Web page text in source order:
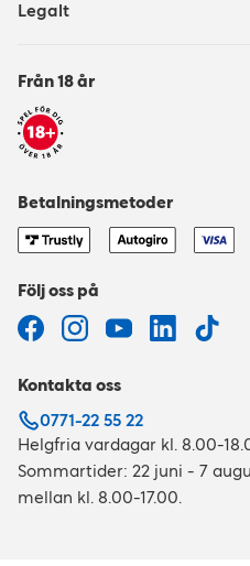
Legalt
Från 18 år
Betalningsmetoder
Följ oss på
Kontakta oss
0771-22 55 22
Helgfria vardagar kl. 8.00-
Sommartider: 22 juni - 7
mellan kl. 8.00-17.00.